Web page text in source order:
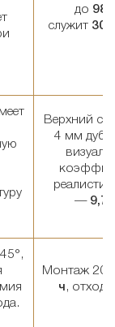
до 98
служит
Верхний
4 мм дуб /
— 9,7/
Монтаж 20
ч , отход